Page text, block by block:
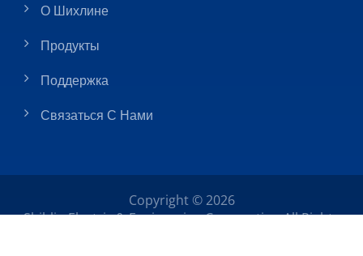
О Шихлине
Продукты
Поддержка
Связаться С Нами
Copyright © 2026
Shihlin Electric & Engineering CorporationAll Rights